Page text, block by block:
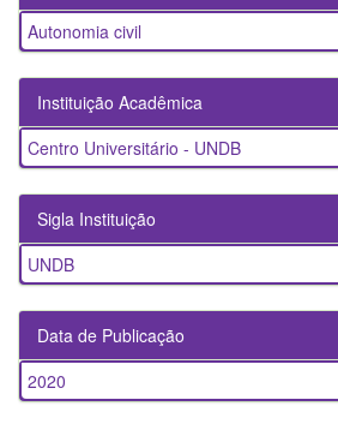
Autonomia civil
Instituição Acadêmica
Centro Universitário - UNDB
Sigla Instituição
UNDB
Data de Publicação
2020